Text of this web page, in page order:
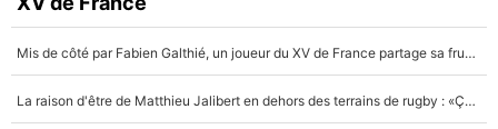
Mis de côté par Fabien Galthié, un joueur du XV de France partage sa frustration : «ils ne me l’ont pas dit tout de suite»
La raison d'être de Matthieu Jalibert en dehors des terrains de rugby : «Ça m'atteint autant que si tu touches à un membre de ma famille»